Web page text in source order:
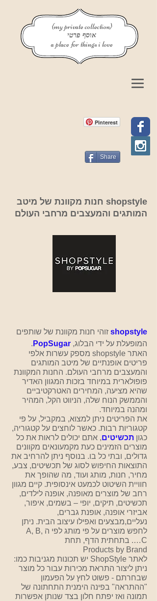
{my private collection}
אוסף פרטי
a place for things i love
Pinterest
Share
shopstyle חנות מקוונת של מיטב
המותגים והמעצבים מרחבי העולם
shopstyle זוהי חנות מקוונת של שותפים
המופעלת על ידי הבלוג, PopSugar
.
האתר shopstyle מספק עשרות אלפי
פריטים אופנתיים של מיטב המותגים
והמעצבים מרחבי העולם. החנות המקוונת
פופולארית במיוחד בזכות המגוון האדיר
שהיא מציעה, המחירים האטרקטיביים
והממשק הנוח שלה, הניווט הקל, המהיר
ומהנה במיוחד.
את הפריטים ניתן למצוא, במקביל, על פי
קטגוריות רבות. כאשר לוחצים על קטגוריה,
כגון תכשיטים, אתם יכולים לראות את כל
מוצרים הזמינים כעת מקמעונאים מקוונים
גדולים, ובתי כל בו. בנוסף ניתן להרחיב את
התוצאות החיפוש לסוג של תכשיטים, צבע,
מחיר, חנות, מותג ועוד, מה שהופך את
חוויית השיטוט לכמעט אינסופית. קיים מגוון
רחב של מוצרים מאופנה, אופנה לילדים,
תכשיטים, תיקים, יופי – בשמים, איפור,
אביזרי אופנה, אופנת גברים,
נעליים,מבצעים ואפילו עיצוב הבית. ניתן
לחפש מוצרים על פי מותג לפי ה A, B,
C…. בתחתית הדף, תחת
Products by Brand
לאתר ShopStyle יש תכונות מגניבות כמו:
ניתן ליצור התראת מכירות עבור כל מוצר
שבחרתם - פשוט לחץ על הפעמון
"ההתראה" בפינה הימנית התחתונה של
תמונה ואז יפתח חלון בצד שנותן אפשרות